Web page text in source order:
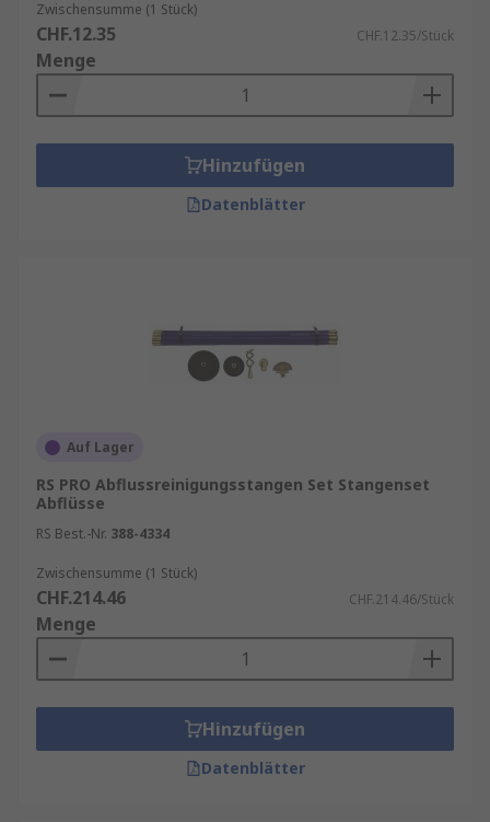
rostfreiem Stahl oder gehärtetem Metall
sind langlebig und widerstandsfähig.
Ergonomie
: Griffe mit rutschfester
Beschichtung und guter Handhabung
erleichtern die Arbeit.
Markenqualität: Bewährte Hersteller wie
Rothenberger, Ridgid oder Knipex bieten
Zwischensumme (1 Stück)
CHF.12.35 CHF.12.35/Stück
Menge
Hinzufügen
Datenblätter
Auf Lager
RS PRO Abflussreinigungsstangen Set Stangenset
Abflüsse
RS Best.-Nr. 388-4334
Zwischensumme (1 Stück)
CHF.214.46 CHF.214.46/Stück
Menge
Hinzufügen
Datenblätter